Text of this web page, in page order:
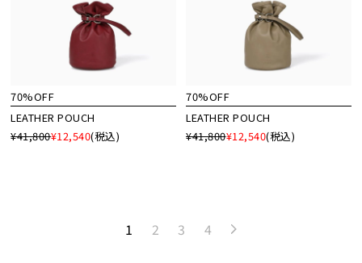
70%OFF
LEATHER POUCH
¥41,800¥12,540(税込)
70%OFF
LEATHER POUCH
¥41,800¥12,540(税込)
1 2 3 4